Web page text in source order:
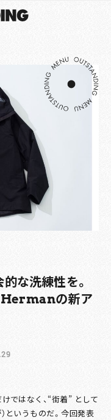
な洗練性を。
の新ア
ではなく、“街着” として
というものだ。今回発表